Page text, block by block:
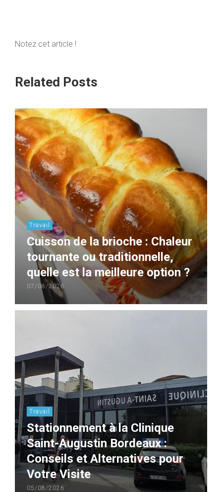
Notez cet article !
Related Posts
Travail
Cuisson de la brioche : Chaleur
tournante ou traditionnelle,
quelle est la meilleure option ?
07/08/2026
Travail
Stationnement à la Clinique
Saint-Augustin Bordeaux :
Conseils et Alternatives pour
Votre Visite
05/08/2026